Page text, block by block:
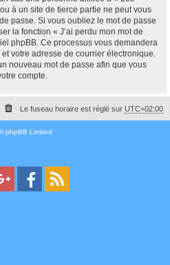
à un site de tierce partie ne peut vous
passe. Si vous oubliez le mot de passe
la fonction « J’ai perdu mon mot de
phpBB. Ce processus vous demandera
votre adresse de courrier électronique.
nouveau mot de passe afin que vous
compte.
Le fuseau horaire est réglé sur UTC+02:00
phpBB Limited